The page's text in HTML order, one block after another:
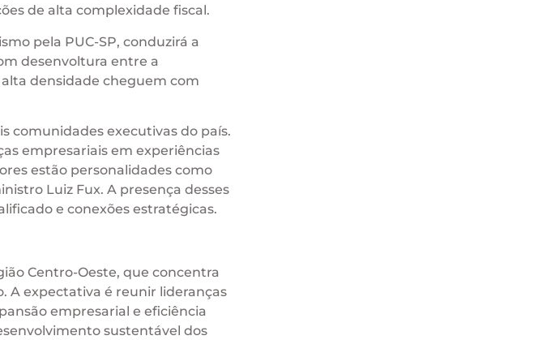
de alta complexidade fiscal.
pela PUC-SP, conduzirá a
desenvoltura entre a
densidade cheguem com
comunidades executivas do país.
empresariais em experiências
estão personalidades como
Luiz Fux. A presença desses
e conexões estratégicas.
Centro-Oeste, que concentra
A expectativa é reunir lideranças
empresarial e eficiência
sustentável dos